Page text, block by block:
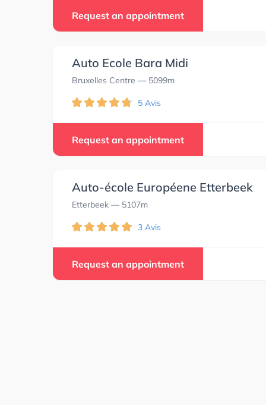
Request an appointment
Auto Ecole Bara Midi
Bruxelles Centre — 5099m
5 Avis
Request an appointment
Auto-école Européene Etterbeek
Etterbeek — 5107m
3 Avis
Request an appointment